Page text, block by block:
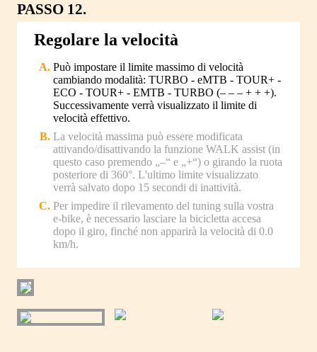
PASSO 12.
Regolare la velocità
Può impostare il limite massimo di velocità
cambiando modalità: TURBO - eMTB - TOUR+ -
ECO - TOUR+ - EMTB - TURBO (– – – + + +).
Successivamente verrà visualizzato il limite di
velocità effettivo.
La velocità massima può essere modificata
attivando/disattivando la funzione WALK assist (in
questo caso premendo „–“ e „+“) o girando la ruota
posteriore di 360°. L'ultimo limite visualizzato
verrà salvato dopo 15 secondi di inattività.
Per impedire il rilevamento del tuning sulla vostra
e-bike, è necessario lasciare la bicicletta accesa
dopo il giro, finché non apparirà la velocità di 0.0
km/h.